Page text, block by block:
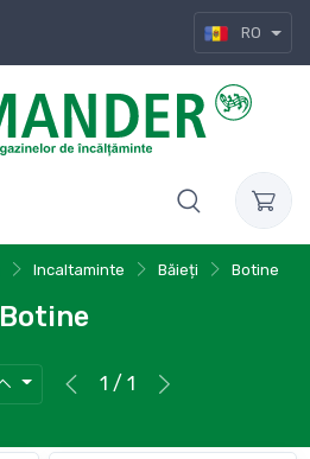
RO
Incaltaminte Băieți Botine
Botine
1 / 1